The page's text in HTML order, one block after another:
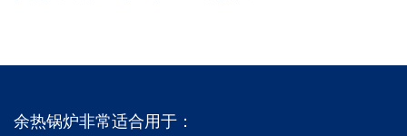
余热锅炉非常适合用于：